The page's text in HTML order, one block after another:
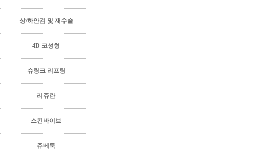
상/하안검 및 재수술
4D 코성형
슈링크 리프팅
리쥬란
스킨바이브
쥬베룩